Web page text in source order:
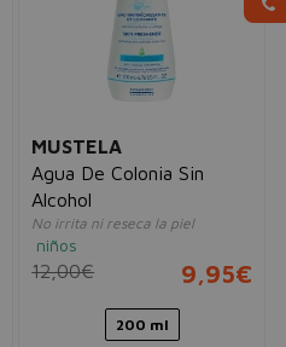
MUSTELA
Agua De Colonia Sin
Alcohol
No irrita ni reseca la piel
niños
12,00€ 9,95€
200 ml